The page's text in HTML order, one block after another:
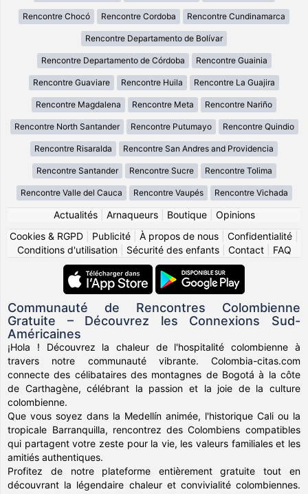
Rencontre Chocó Rencontre Cordoba Rencontre Cundinamarca
Rencontre Departamento de Bolívar
Rencontre Departamento de Córdoba Rencontre Guainia
Rencontre Guaviare Rencontre Huila Rencontre La Guajira
Rencontre Magdalena Rencontre Meta Rencontre Nariño
Rencontre North Santander Rencontre Putumayo Rencontre Quindio
Rencontre Risaralda Rencontre San Andres and Providencia
Rencontre Santander Rencontre Sucre Rencontre Tolima
Rencontre Valle del Cauca Rencontre Vaupés Rencontre Vichada
Actualités| Arnaqueurs| Boutique| Opinions
Cookies & RGPD
Publicité À propos de nous Confidentialité
Conditions d'utilisation| Sécurité des enfants| Contact| FAQ
Communauté de Rencontres Colombienne
Gratuite – Découvrez les Connexions Sud-
Américaines
¡Hola ! Découvrez la chaleur de l'hospitalité colombienne à
travers notre communauté vibrante. Colombia-citas.com
connecte des célibataires des montagnes de Bogotá à la côte
de Carthagène, célébrant la passion et la joie de la culture
colombienne.
Que vous soyez dans la Medellín animée, l'historique Cali ou la
tropicale Barranquilla, rencontrez des Colombiens compatibles
qui partagent votre zeste pour la vie, les valeurs familiales et les
amitiés authentiques.
Profitez de notre plateforme entièrement gratuite tout en
découvrant la légendaire chaleur et convivialité colombiennes.